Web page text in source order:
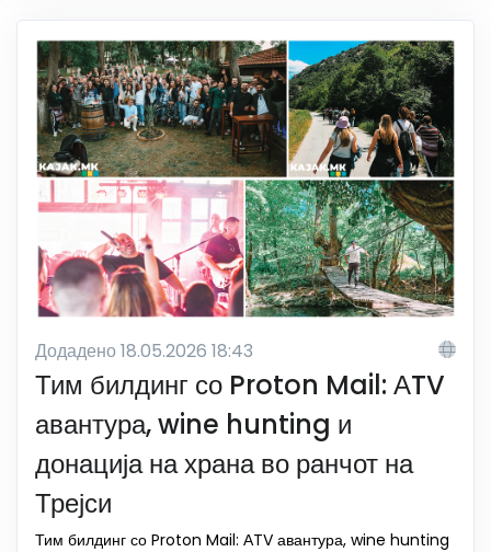
Додадено 18.05.2026 18:43
Тим билдинг со Proton Mail: АTV
авантура, wine hunting и
донација на храна во ранчот на
Трејси
Тим билдинг со Proton Mail: АTV авантура, wine hunting